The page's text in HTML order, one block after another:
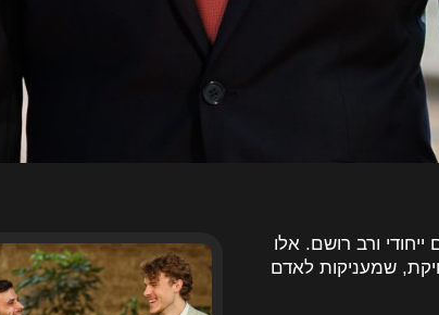
ורב רושם. אלו
שמעניקות לאדם